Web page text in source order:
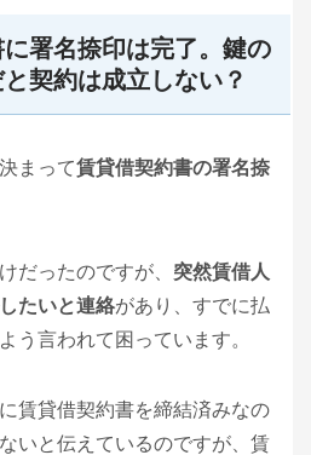
署名捺印は完了。鍵の
契約は成立しない？
まって賃貸借契約書の署名捺
だったのですが、 突然賃借人
たいと連絡があり、すでに払
う言われて困っています。
賃貸借契約書を締結済みなの
いと伝えているのですが、賃